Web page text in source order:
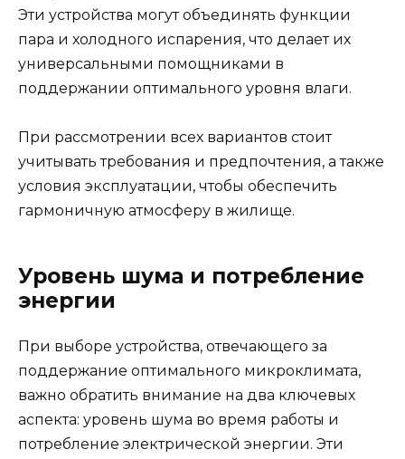
Эти устройства могут объединять функции
пара и холодного испарения, что делает их
универсальными помощниками в
поддержании оптимального уровня влаги.
При рассмотрении всех вариантов стоит
учитывать требования и предпочтения, а также
условия эксплуатации, чтобы обеспечить
гармоничную атмосферу в жилище.
Уровень шума и потребление
энергии
При выборе устройства, отвечающего за
поддержание оптимального микроклимата,
важно обратить внимание на два ключевых
аспекта: уровень шума во время работы и
потребление электрической энергии. Эти